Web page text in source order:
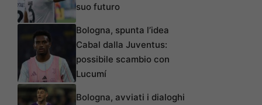
suo futuro
Bologna, spunta l’idea
Cabal dalla Juventus:
possibile scambio con
Lucumí
Bologna, avviati i dialoghi